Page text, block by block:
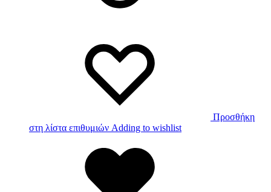
Προσθήκη
στη λίστα επιθυμιών Adding to wishlist